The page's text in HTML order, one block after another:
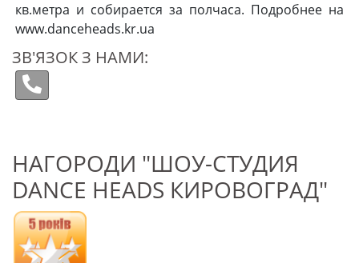
кв.метра и собирается за полчаса. Подробнее на
www.danceheads.kr.ua
ЗВ'ЯЗОК З НАМИ:
НАГОРОДИ "ШОУ-СТУДИЯ
DANCE HEADS КИРОВОГРАД"